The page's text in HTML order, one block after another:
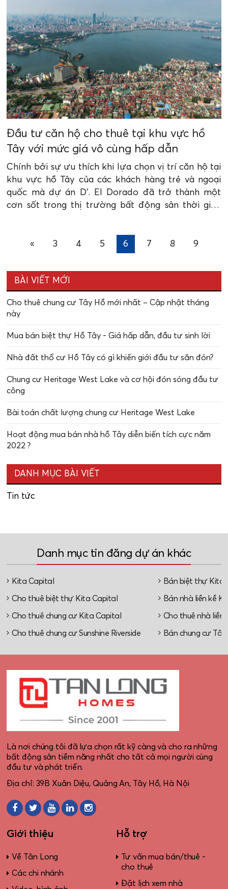
Đầu tư căn hộ cho thuê tại khu vực hồ
Tây với mức giá vô cùng hấp dẫn
Chính bởi sự ưu thích khi lựa chọn vị trí căn hộ tại
khu vực hồ Tây của các khách hàng trẻ và ngoại
quốc mà dự án D’. El Dorado đã trở thành một
cơn sốt trong thị trường bất động sản thời gian
« 3 4 5 6 7 8 9
BÀI VIẾT MỚI
Cho thuê chung cư Tây Hồ mới nhất – Cập nhật tháng
này
Mua bán biệt thự Hồ Tây - Giá hấp dẫn, đầu tư sinh lời
Nhà đất thổ cư Hồ Tây có gì khiến giới đầu tư săn đón?
Chung cư Heritage West Lake và cơ hội đón sóng đầu tư
công
Bài toán chất lượng chung cư Heritage West Lake
Hoạt động mua bán nhà hồ Tây diễn biến tích cực năm
2022 ?
DANH MỤC BÀI VIẾT
Tin tức
Danh mục tin đăng dự án khác
Kita Capital Bán biệt thự Kita
Cho thuê biệt thự Kita Capital Bán nhà liền kề
Cho thuê chung cư Kita Capital Cho thuê nhà liền
Cho thuê chung cư Sunshine Riverside Bán chung cư Tây
Là nơi chúng tôi đã lựa chọn rất kỹ càng và cho ra những
bất động sản tiềm năng nhất cho tất cả mọi người cùng
đầu tư và phát triển.
Địa chỉ: 39B Xuân Diệu, Quảng An, Tây Hồ, Hà Nội
Giới thiệu
Về Tân Long
Các chi nhánh
Hỗ trợ
Tư vấn mua bán/thuê -
cho thuê
Đặt lịch xem nhà